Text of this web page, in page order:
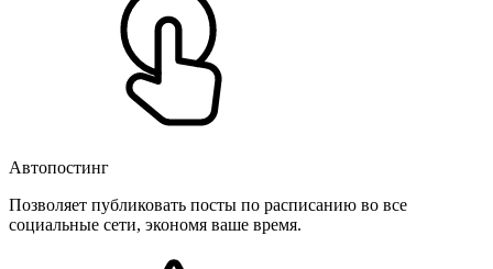
Автопостинг
Позволяет публиковать посты по расписанию во все
социальные сети, экономя ваше время.